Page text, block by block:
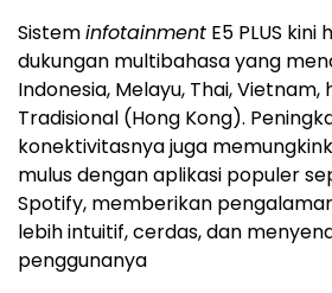
Sisteminfotainment E5 PLUS
dukungan multibahasa yang
Indonesia, Melayu, Thai,
Tradisional (Hong Kong).
konektivitasnya juga
mulus dengan aplikasi populer
Spotify, memberikan
lebih intuitif, cerdas, dan
penggunanya